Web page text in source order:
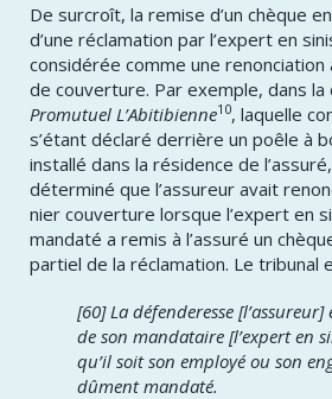
De surcroît, la remise d’un chèque
d’une réclamation par l’expert en
considérée comme une renonciation
de couverture. Par exemple, dans la
Promutuel L’Abitibienne10, laquelle
s’étant déclaré derrière un poêle à
installé dans la résidence de
déterminé que l’assureur avait
nier couverture lorsque l’expert en
mandaté a remis à l’assuré un
partiel de la réclamation. Le tribunal
​[60] La défenderesse
de son mandataire [l’expert en
qu’il soit son employé ou son
dûment mandaté.